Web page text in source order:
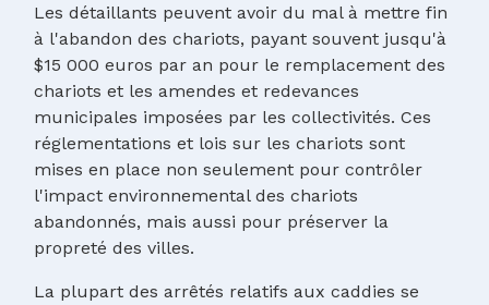
Les détaillants peuvent avoir du mal à mettre fin
à l'abandon des chariots, payant souvent jusqu'à
$15 000 euros par an pour le remplacement des
chariots et les amendes et redevances
municipales imposées par les collectivités. Ces
réglementations et lois sur les chariots sont
mises en place non seulement pour contrôler
l'impact environnemental des chariots
abandonnés, mais aussi pour préserver la
propreté des villes.
La plupart des arrêtés relatifs aux caddies se